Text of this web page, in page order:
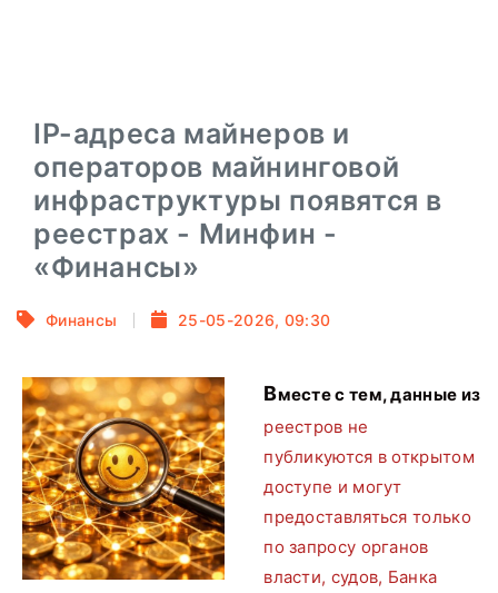
IP-адреса майнеров и
операторов майнинговой
инфраструктуры появятся в
реестрах - Минфин -
«Финансы»
Финансы 25-05-2026, 09:30
Вместе с тем, данные из
реестров не
публикуются в открытом
доступе и могут
предоставляться только
по запросу органов
власти, судов, Банка